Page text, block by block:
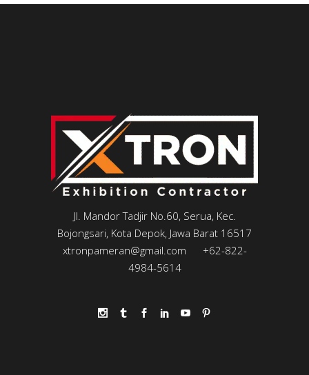
Jl. Mandor Tadjir No.60, Serua, Kec.
Bojongsari, Kota Depok, Jawa Barat 16517
xtronpameran@gmail.com
+62-822-
4984-5614